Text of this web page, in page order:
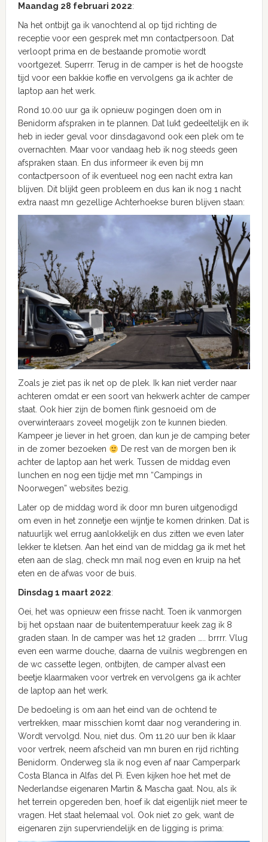
Maandag 28 februari 2022:
Na het ontbijt ga ik vanochtend al op tijd richting de
receptie voor een gesprek met mn contactpersoon. Dat
verloopt prima en de bestaande promotie wordt
voortgezet. Superrr. Terug in de camper is het de hoogste
tijd voor een bakkie koffie en vervolgens ga ik achter de
laptop aan het werk.
Rond 10.00 uur ga ik opnieuw pogingen doen om in
Benidorm afspraken in te plannen. Dat lukt gedeeltelijk en ik
heb in ieder geval voor dinsdagavond ook een plek om te
overnachten. Maar voor vandaag heb ik nog steeds geen
afspraken staan. En dus informeer ik even bij mn
contactpersoon of ik eventueel nog een nacht extra kan
blijven. Dit blijkt geen probleem en dus kan ik nog 1 nacht
extra naast mn gezellige Achterhoekse buren blijven staan:
Zoals je ziet pas ik net op de plek. Ik kan niet verder naar
achteren omdat er een soort van hekwerk achter de camper
staat. Ook hier zijn de bomen flink gesnoeid om de
overwinteraars zoveel mogelijk zon te kunnen bieden.
Kampeer je liever in het groen, dan kun je de camping beter
in de zomer bezoeken
De rest van de morgen ben ik
achter de laptop aan het werk. Tussen de middag even
lunchen en nog een tijdje met mn “Campings in
Noorwegen” websites bezig.
Later op de middag word ik door mn buren uitgenodigd
om even in het zonnetje een wijntje te komen drinken. Dat is
natuurlijk wel errug aanlokkelijk en dus zitten we even later
lekker te kletsen. Aan het eind van de middag ga ik met het
eten aan de slag, check mn mail nog even en kruip na het
eten en de afwas voor de buis.
Dinsdag 1 maart 2022:
Oei, het was opnieuw een frisse nacht. Toen ik vanmorgen
bij het opstaan naar de buitentemperatuur keek zag ik 8
graden staan. In de camper was het 12 graden ….. brrrr. Vlug
even een warme douche, daarna de vuilnis wegbrengen en
de wc cassette legen, ontbijten, de camper alvast een
beetje klaarmaken voor vertrek en vervolgens ga ik achter
de laptop aan het werk.
De bedoeling is om aan het eind van de ochtend te
vertrekken, maar misschien komt daar nog verandering in.
Wordt vervolgd. Nou, niet dus. Om 11.20 uur ben ik klaar
voor vertrek, neem afscheid van mn buren en rijd richting
Benidorm. Onderweg sla ik nog even af naar Camperpark
Costa Blanca in Alfas del Pi. Even kijken hoe het met de
Nederlandse eigenaren Martin & Mascha gaat. Nou, als ik
het terrein opgereden ben, hoef ik dat eigenlijk niet meer te
vragen. Het staat helemaal vol. Ook niet zo gek, want de
eigenaren zijn supervriendelijk en de ligging is prima: